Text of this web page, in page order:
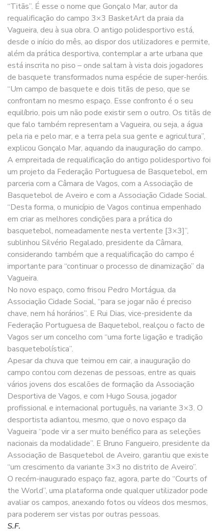
“Titãs”. É esse o nome que Gonçalo Mar, autor da
requalificação do campo 3×3 BasketArt da praia da
Vagueira, deu à sua obra. O antigo polidesportivo está,
desde o início do mês, ao dispor dos utilizadores e permite,
além da prática desportiva, contemplar a arte urbana que
está inscrita no piso – onde saltam à vista dois jogadores
de basquete transformados numa espécie de super-heróis.
“Um campo de basquete e dois titãs de peso, que se
confrontam no mesmo espaço. Esse confronto é o seu
equilíbrio, pois um não pode existir sem o outro. Os titãs de
que falo também representam a Vagueira, ou seja, a água
pela ria e pelo mar, e a terra pela sua gente e agricultura”,
explicou Gonçalo Mar, aquando da inauguração do campo.
A empreitada de requalificação do antigo polidesportivo foi
um projeto da Federação Portuguesa de Basquetebol, em
parceria com a Câmara de Vagos, com a Associação de
Basquetebol de Aveiro e com a Associação Cidade Social.
“Desta forma, o município de Vagos continua empenhado
em criar as melhores condições para a prática do
basquetebol, nomeadamente nesta vertente [3×3]”,
sublinhou Silvério Regalado, presidente da Câmara,
considerando também que a requalificação do campo é
importante para “continuar o processo de dinamização” da
Vagueira.
No novo espaço, como frisou Pedro Mortágua, da
Associação Cidade Social, “para se jogar não é preciso
chave, nem há horários”. E Rui Dias, vice-presidente da
Federação Portuguesa de Baquetebol, realçou o facto de
Vagos ser um concelho com “uma forte ligação e tradição
basquetebolística”.
Apesar da chuva que teimou em cair, a inauguração do
campo contou com dezenas de pessoas, entre as quais
vários jovens dos escalões de formação da Associação
Desportiva de Vagos, e com Hugo Sousa, jogador
profissional e internacional português, na variante 3×3. O
desportista adiantou, mesmo, que o novo espaço da
Vagueira “pode vir a ser muito benéfico para as seleções
nacionais da modalidade”. E Bruno Fangueiro, presidente da
Associação de Basquetebol de Aveiro, garantiu que existe
“um crescimento da variante 3×3 no distrito de Aveiro”.
O recém-inaugurado espaço faz, agora, parte do “Courts of
the World”, uma plataforma onde qualquer utilizador pode
avaliar os campos, anexando fotos ou vídeos dos mesmos,
para poderem ser vistas por outras pessoas.
S.F.